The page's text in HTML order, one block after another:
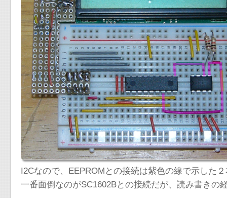
I2Cなので、EEPROMとの接続は紫色の線で示した
一番面倒なのがSC1602Bとの接続だが、読み書きの